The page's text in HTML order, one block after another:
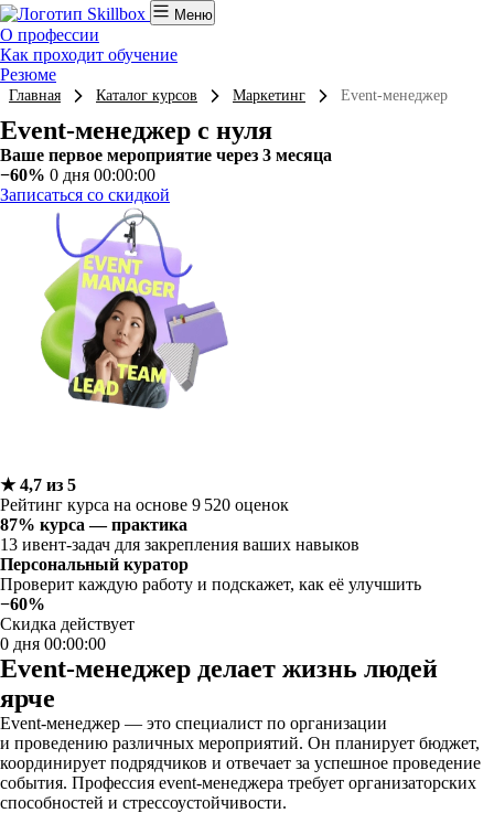
Меню
О профессии
Как проходит обучение
Резюме
Главная Каталог курсов Маркетинг Event-менеджер
Event-менеджер с нуля
Ваше первое мероприятие через 3 месяца
−60% 0 дня 00:00:00
Записаться со скидкой
★ 4,7 из 5
Рейтинг курса на основе 9 520 оценок
87% курса — практика
13 ивент-задач для закрепления ваших навыков
Персональный куратор
Проверит каждую работу и подскажет, как её улучшить
−60%
Скидка действует
0 дня 00:00:00
Event-менеджер делает жизнь людей
ярче
Event-менеджер — это специалист по организации
и проведению различных мероприятий. Он планирует бюджет,
координирует подрядчиков и отвечает за успешное проведение
события. Профессия event-менеджера требует организаторских
способностей и стрессоустойчивости.